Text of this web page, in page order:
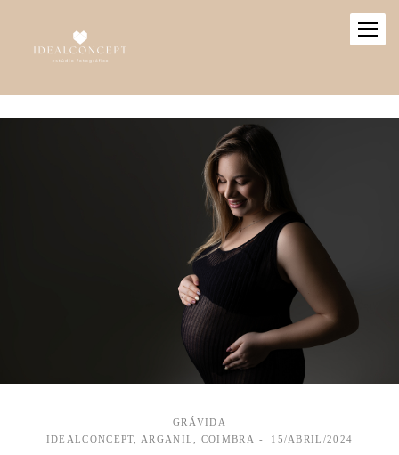
GRÁVIDA
IDEALCONCEPT, ARGANIL, COIMBRA
15/ABRIL/2024